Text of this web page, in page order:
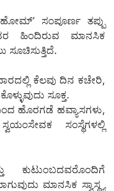
ಸಂಪೂರ್ಣ ತಪ್ಪು
ಹಿಂದಿರುವ ಮಾನಸಿಕ
ಸೂಚಿಸುತ್ತಿದೆ.
ಕೆಲವು ದಿನ ಕಚೇರಿ,
ಸೂಕ್ತ.
ಹೊರಗಡೆ ಹವ್ಯಾಸಗಳು,
ಸಂಸ್ಥೆಗಳಲ್ಲಿ
ಕುಟುಂಬದವರೊಂದಿಗೆ
ಮಾನಸಿಕ ಸ್ವಾಸ್ಥ್ಯ